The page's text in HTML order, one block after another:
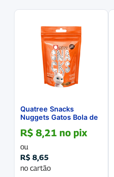
Quatree Snacks
Nuggets Gatos Bola de
R$ 8,21 no pix
ou
R$ 8,65
no cartão